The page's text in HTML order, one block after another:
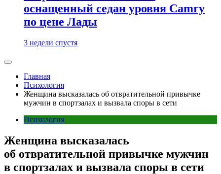
оснащенный седан уровня Camry
по цене Лады
3 недели спустя
Главная
Психология
Женщина высказалась об отвратительной привычке
мужчин в спортзалах и вызвала споры в сети
Психология
Женщина высказалась
об отвратительной привычке мужчин
в спортзалах и вызвала споры в сети